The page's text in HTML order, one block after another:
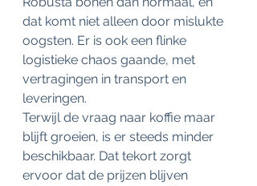
dat komt niet alleen door mislukte
oogsten. Er is ook een flinke
logistieke chaos gaande, met
vertragingen in transport en
leveringen.
Terwijl de vraag naar koffie maar
blijft groeien, is er steeds minder
beschikbaar. Dat tekort zorgt
ervoor dat de prijzen blijven